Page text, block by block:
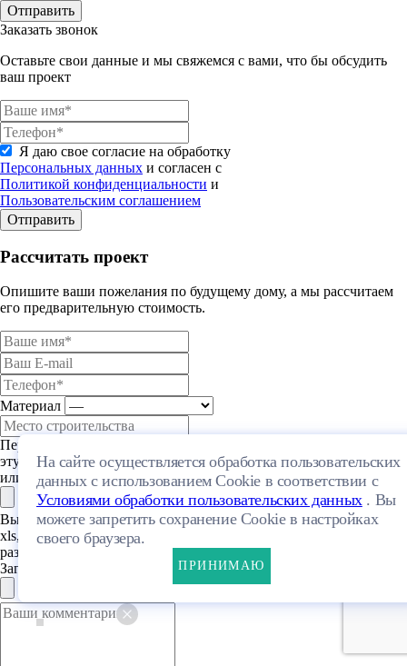
Отправить
Заказать звонок
Оставьте свои данные и мы свяжемся с вами, что бы обсудить
ваш проект
Я даю свое согласие на обработку
Персональных данных и согласен с
Политикой конфиденциальности и
Пользовательским соглашением
Отправить
Рассчитать проект
Опишите ваши пожелания по будущему дому, а мы рассчитаем
его предварительную стоимость.
Материал
Перетащите один или несколько файлов в
эту область
или выберите файл на компьютере
Выберите файл с расширением (doc, docx,
xls, xlsx, txt, rtf, pdf, png, jpeg, jpg, gif) и
размером, не превышающим 50 МБ.
Загрузить файлы
На сайте осуществляется обработка пользовательских
данных с использованием Cookie в соответствии с
Условиями обработки пользовательских данных. Вы
можете запретить сохранение Cookie в настройках
своего браузера.
ПРИНИМАЮ